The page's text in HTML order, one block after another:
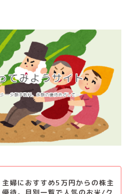
主婦におすすめ5万円からの株主
優待。月別一覧で人気のお米/ク